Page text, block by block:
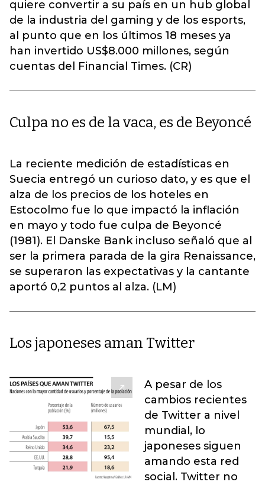
quiere convertir a su país en un hub global
de la industria del gaming y de los esports,
al punto que en los últimos 18 meses ya
han invertido US$8.000 millones, según
cuentas del Financial Times. (CR)
Culpa no es de la vaca, es de Beyoncé
La reciente medición de estadísticas en
Suecia entregó un curioso dato, y es que el
alza de los precios de los hoteles en
Estocolmo fue lo que impactó la inflación
en mayo y todo fue culpa de Beyoncé
(1981). El Danske Bank incluso señaló que al
ser la primera parada de la gira Renaissance,
se superaron las expectativas y la cantante
aportó 0,2 puntos al alza. (LM)
Los japoneses aman Twitter
A pesar de los
cambios recientes
de Twitter a nivel
mundial, lo
japoneses siguen
amando esta red
social. Twitter no